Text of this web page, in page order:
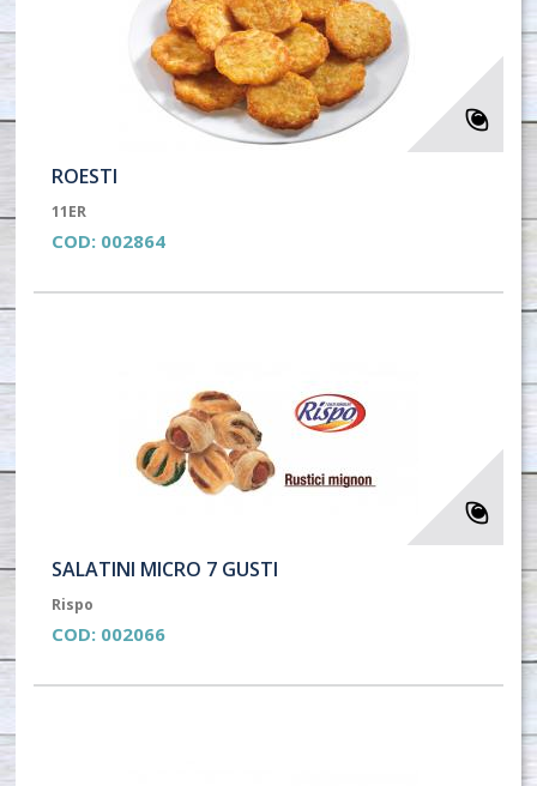
ROESTI
11ER
COD: 002864
SALATINI MICRO 7 GUSTI
Rispo
COD: 002066